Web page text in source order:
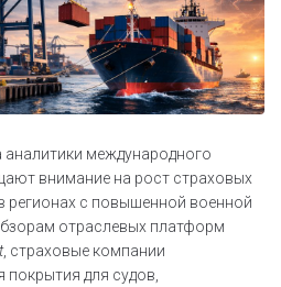
аналитики международного
внимание на рост страховых
регионах с повышенной военной
отраслевых платформ
, страховые компании
покрытия для судов,